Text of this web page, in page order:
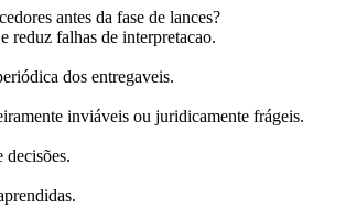
antes da fase de lances?
reduz falhas de interpretacao.
dos entregaveis.
inviáveis ou juridicamente frágeis.
decisões.